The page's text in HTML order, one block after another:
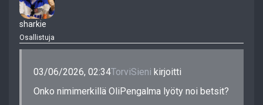
sharkie
Osallistuja
03/06/2026, 02:34TorviSieni kirjoitti
Onko nimimerkillä OliPengalma lyöty noi betsit?